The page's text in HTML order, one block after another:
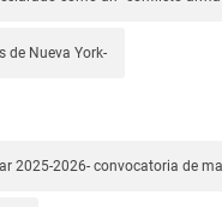
de Nueva York-
2025-2026- convocatoria de